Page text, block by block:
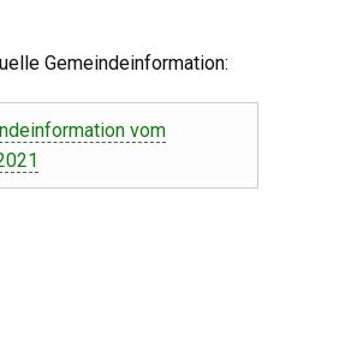
Gemeindeinformation:
vom